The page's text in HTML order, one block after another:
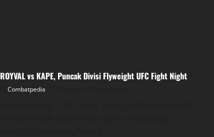
ROYVAL vs KAPE, Puncak Divisi Flyweight UFC Fight Night
Combatpedia